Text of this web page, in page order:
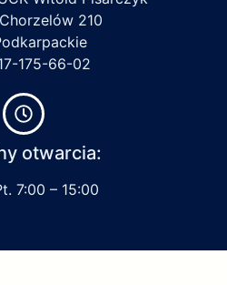
210
175-66-02
otwarcia:
7:00 – 15:00